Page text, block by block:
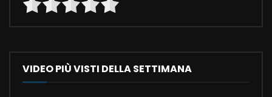
VIDEO PIÙ VISTI DELLA SETTIMANA